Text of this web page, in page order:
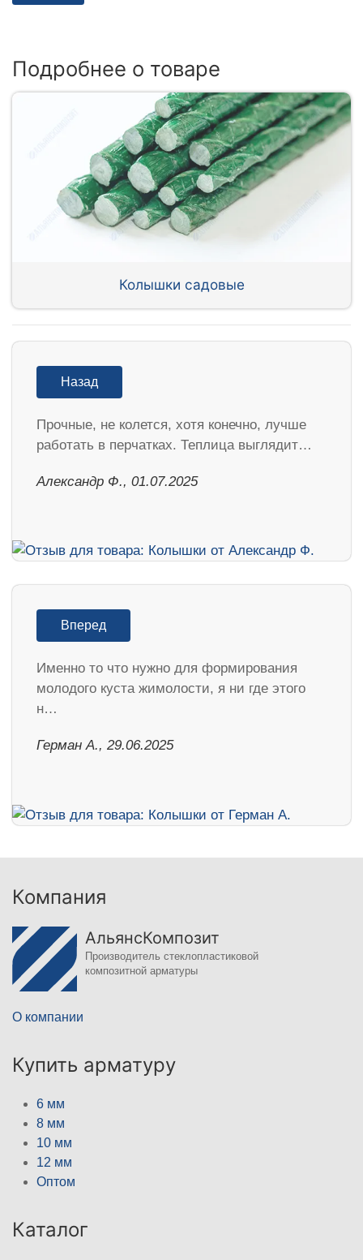
Подробнее о товаре
Колышки садовые
Назад
Прочные, не колется, хотя конечно, лучше
работать в перчатках. Теплица выглядит…
Александр Ф., 01.07.2025
Вперед
Именно то что нужно для формирования
молодого куста жимолости, я ни где этого
н…
Герман А., 29.06.2025
Компания
АльянсКомпозит
Производитель стеклопластиковой
композитной арматуры
О компании
Купить арматуру
6 мм
8 мм
10 мм
12 мм
Оптом
Каталог